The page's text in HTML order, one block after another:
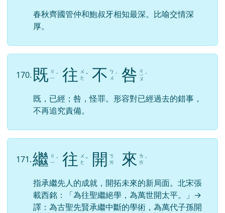
春秋齊國管仲和鮑叔牙相知最深。比喻交情深
厚。
170. 既 ㄐ
ㄧ ˋ 往 ㄨ
ㄤ ˇ 不 ㄅ
ㄨ ˋ 咎 ㄐ
ㄧ
ㄡ
ˋ
既，已經；咎，怪罪。形容對已經過去的錯事，
不再追究責備。
171.繼 ㄐ
ㄧ ˋ 往 ㄨ
ㄤ ˇ 開 ㄎ
ㄞ
來 ㄌ
ㄞ ˊ
指承繼先人的成就，開拓未來的新局面。北宋張
載西銘：「為往聖繼絕學，為萬世開太平。」→
譯：為古聖先賢承繼中斷的學術，為萬代子孫開